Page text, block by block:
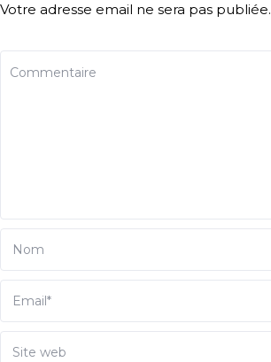
Votre adresse email ne sera pas publiée.